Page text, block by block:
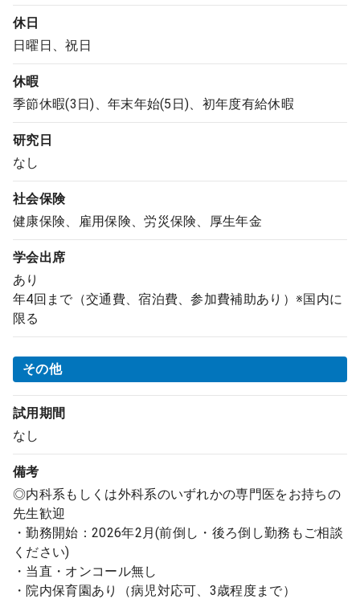
休日
日曜日、祝日
休暇
季節休暇(3日)、年末年始(5日)、初年度有給休暇
研究日
なし
社会保険
健康保険、雇用保険、労災保険、厚生年金
学会出席
あり
年4回まで（交通費、宿泊費、参加費補助あり）※国内に
限る
その他
試用期間
なし
備考
◎内科系もしくは外科系のいずれかの専門医をお持ちの
先生歓迎
・勤務開始：2026年2月(前倒し・後ろ倒し勤務もご相談
ください)
・当直・オンコール無し
・院内保育園あり（病児対応可、3歳程度まで）